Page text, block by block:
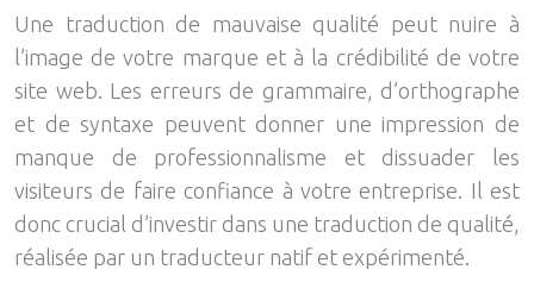
Une traduction de mauvaise qualité peut nuire à
l’image de votre marque et à la crédibilité de votre
site web. Les erreurs de grammaire, d’orthographe
et de syntaxe peuvent donner une impression de
manque de professionnalisme et dissuader les
visiteurs de faire confiance à votre entreprise. Il est
donc crucial d’investir dans une traduction de qualité,
réalisée par un traducteur natif et expérimenté.